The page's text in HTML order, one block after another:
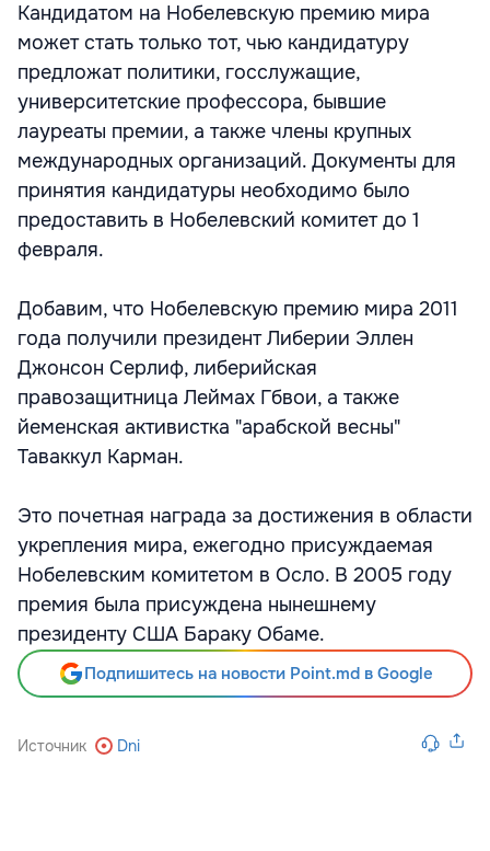
Кандидатом на Нобелевскую премию мира
может стать только тот, чью кандидатуру
предложат политики, госслужащие,
университетские профессора, бывшие
лауреаты премии, а также члены крупных
международных организаций. Документы для
принятия кандидатуры необходимо было
предоставить в Нобелевский комитет до 1
февраля.
Добавим, что Нобелевскую премию мира 2011
года получили президент Либерии Эллен
Джонсон Серлиф, либерийская
правозащитница Леймах Гбвои, а также
йеменская активистка "арабской весны"
Таваккул Карман.
Это почетная награда за достижения в области
укрепления мира, ежегодно присуждаемая
Нобелевским комитетом в Осло. В 2005 году
премия была присуждена нынешнему
президенту США Бараку Обаме.
Подпишитесь на новости Point.md в Google
Источник Dni